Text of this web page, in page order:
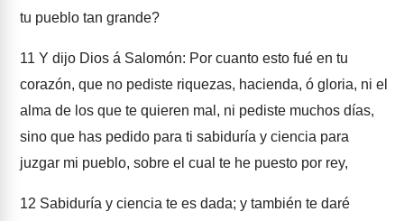
tu pueblo tan grande?
11 Y dijo Dios á Salomón: Por cuanto esto fué en tu
corazón, que no pediste riquezas, hacienda, ó gloria, ni el
alma de los que te quieren mal, ni pediste muchos días,
sino que has pedido para ti sabiduría y ciencia para
juzgar mi pueblo, sobre el cual te he puesto por rey,
12 Sabiduría y ciencia te es dada; y también te daré